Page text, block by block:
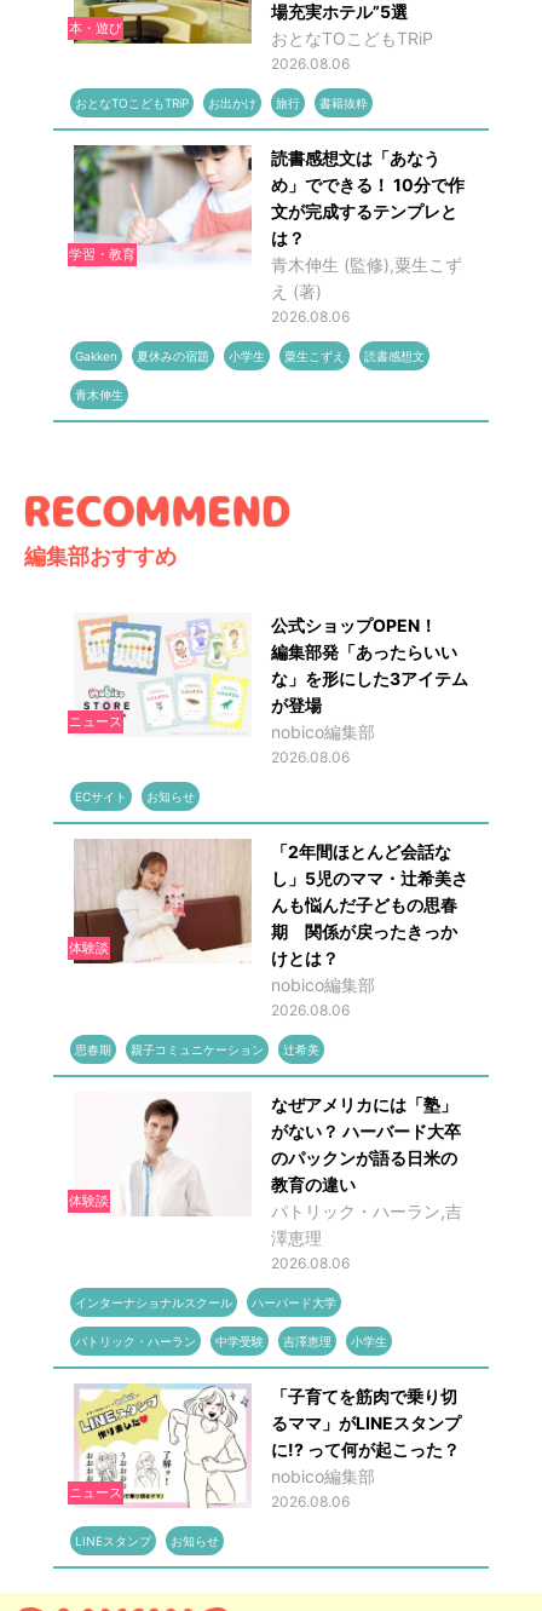
本・遊び
場充実ホテル”5選
おとなTOこどもTRiP
2026.08.06
おとなTOこどもTRiP お出かけ 旅行 書籍抜粋
学習・教育
読書感想文は「あなう
め」でできる！ 10分で作
文が完成するテンプレと
は？
青木伸生 (監修),粟生こず
え (著)
2026.08.06
Gakken 夏休みの宿題 小学生 粟生こずえ 読書感想文
青木伸生
編集部おすすめ
ニュース
公式ショップOPEN！
編集部発「あったらいい
な」を形にした3アイテム
が登場
nobico編集部
2026.08.06
ECサイト お知らせ
体験談
「2年間ほとんど会話な
し」5児のママ・辻希美さ
んも悩んだ子どもの思春
期 関係が戻ったきっか
けとは？
nobico編集部
2026.08.06
思春期 親子コミュニケーション 辻希美
体験談
なぜアメリカには「塾」
がない？ ハーバード大卒
のパックンが語る日米の
教育の違い
パトリック・ハーラン,吉
澤恵理
2026.08.06
インターナショナルスクール ハーバード大学
パトリック・ハーラン 中学受験 吉澤恵理 小学生
ニュース
「子育てを筋肉で乗り切
るママ」がLINEスタンプ
に!? って何が起こった？
nobico編集部
2026.08.06
LINEスタンプ お知らせ